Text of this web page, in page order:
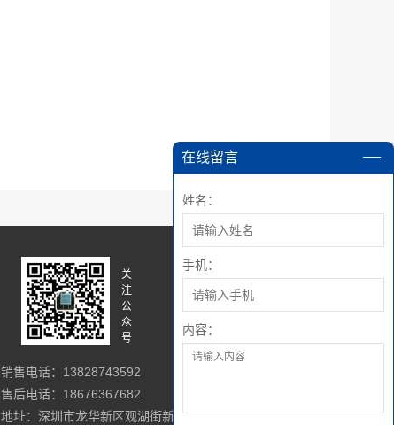
在线留言
姓名：
手机：
内容：
关
注
公
众
号
销售电话：13828743592
售后电话：18676367682
地址：深圳市龙华新区观湖街新田公坑廊工业区39号四楼